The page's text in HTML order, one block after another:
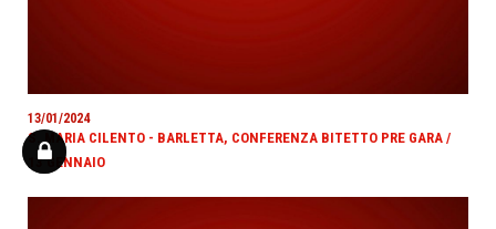
13/01/2024
S. MARIA CILENTO - BARLETTA, CONFERENZA BITETTO PRE GARA /
13 GENNAIO